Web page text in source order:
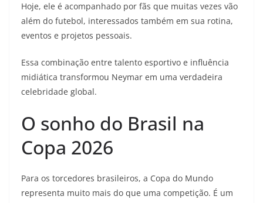
Hoje, ele é acompanhado por fãs que muitas vezes vão
além do futebol, interessados também em sua rotina,
eventos e projetos pessoais.
Essa combinação entre talento esportivo e influência
midiática transformou Neymar em uma verdadeira
celebridade global.
O sonho do Brasil na
Copa 2026
Para os torcedores brasileiros, a Copa do Mundo
representa muito mais do que uma competição. É um